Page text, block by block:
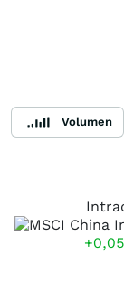
Volumen
+0,05